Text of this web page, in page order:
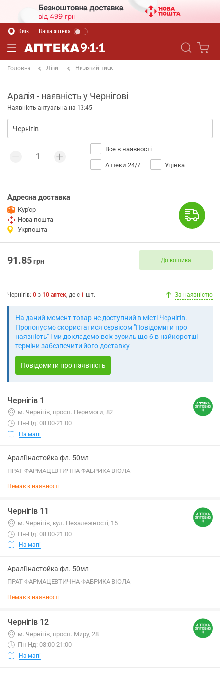
Київ Ваша аптека
Головна Ліки Низький тиск
Аралія - наявність у Чернігові
Наявність актуальна на 13:45
Все в наявності
Аптеки 24/7 Уцінка
Адресна доставка
Кур'єр
Нова пошта
Укрпошта
91.85грн До кошика
Чернігів: 0 з 10 аптек, де є 1 шт. За наявністю
На даний момент товар не доступний в місті Чернігів.
Пропонуємо скористатися сервісом "Повідомити про
наявність" і ми докладемо всіх зусиль що б в найкоротші
терміни забезпечити його доставку
Повідомити про наявність
Чернігів 1
м. Чернігів, просп. Перемоги, 82
Пн-Нд: 08:00-21:00
На мапі
Аралії настойка фл. 50мл
ПРАТ ФАРМАЦЕВТИЧНА ФАБРИКА ВІОЛА
Немає в наявності
Чернігів 11
м. Чернігів, вул. Незалежності, 15
Пн-Нд: 08:00-21:00
На мапі
Аралії настойка фл. 50мл
ПРАТ ФАРМАЦЕВТИЧНА ФАБРИКА ВІОЛА
Немає в наявності
Чернігів 12
м. Чернігів, просп. Миру, 28
Пн-Нд: 08:00-21:00
На мапі